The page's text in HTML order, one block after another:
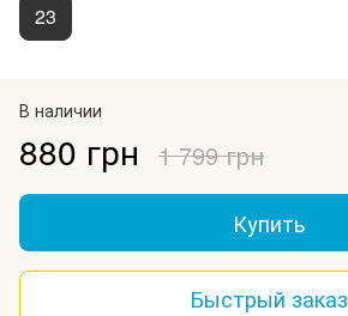
23
В наличии
880 грн 1 799 грн
Купить
Быстрый заказ